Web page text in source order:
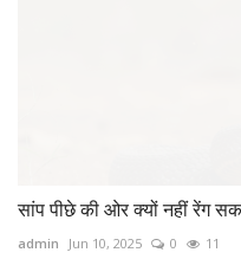
सांप पीछे की ओर क्यों नहीं रेंग
admin Jun 10, 2025 0 11